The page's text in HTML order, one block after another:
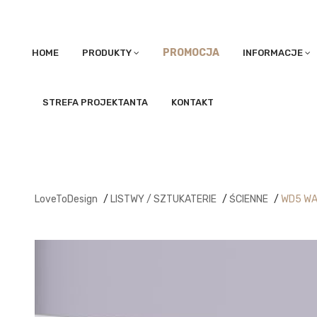
HOME PRODUKTY PROMOCJA INFORMACJE
STREFA PROJEKTANTA KONTAKT
LoveToDesign / LISTWY / SZTUKATERIE / ŚCIENNE / WD5